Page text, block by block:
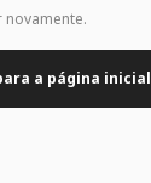
novamente.
a página inicial